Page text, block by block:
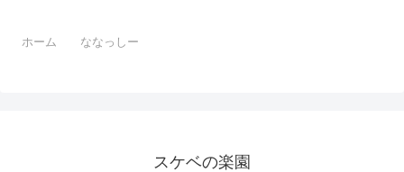
ホーム ななっしー
スケベの楽園